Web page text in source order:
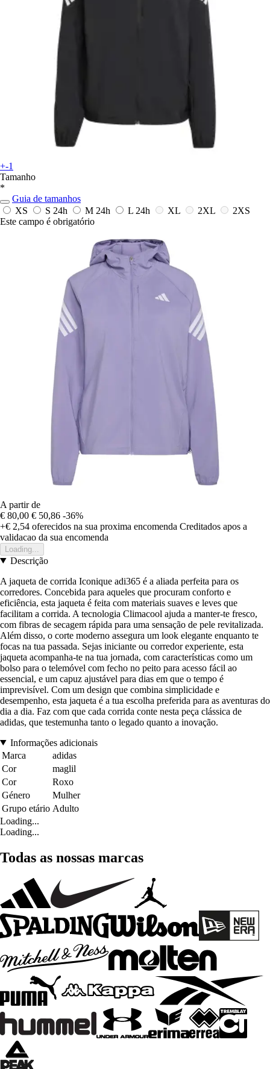
+-1
Tamanho
*
Guia de tamanhos
XS
S 24h M 24h L 24h XL 2XL
2XS
Este campo é obrigatório
A partir de
€ 80,00 € 50,86 -36%
+€ 2,54 oferecidos na sua proxima encomenda Creditados apos a
validacao da sua encomenda
Loading...
Descrição
A jaqueta de corrida Iconique adi365 é a aliada perfeita para os
corredores. Concebida para aqueles que procuram conforto e
eficiência, esta jaqueta é feita com materiais suaves e leves que
facilitam a corrida. A tecnologia Climacool ajuda a manter-te fresco,
com fibras de secagem rápida para uma sensação de pele revitalizada.
Além disso, o corte moderno assegura um look elegante enquanto te
focas na tua passada. Sejas iniciante ou corredor experiente, esta
jaqueta acompanha-te na tua jornada, com características como um
bolso para o telemóvel com fecho no peito para acesso fácil ao
essencial, e um capuz ajustável para dias em que o tempo é
imprevisível. Com um design que combina simplicidade e
desempenho, esta jaqueta é a tua escolha preferida para as aventuras do
dia a dia. Faz com que cada corrida conte nesta peça clássica de
adidas, que testemunha tanto o legado quanto a inovação.
Informações adicionais
Marca
adidas
Cor
maglil
Cor
Roxo
Género
Mulher
Grupo etário Adulto
Loading...
Loading...
Todas as nossas marcas